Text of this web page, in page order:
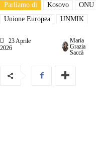
Parliamo di Kosovo
ONU
Unione Europea
UNMIK
23 Aprile
2026
Maria
Grazia
Saccà